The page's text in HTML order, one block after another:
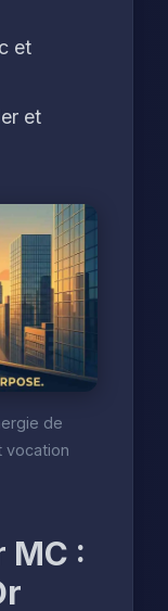
et
et
de
vocation
MC :